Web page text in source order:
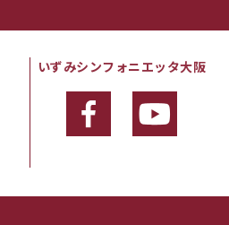
いずみシンフォニエッタ大阪